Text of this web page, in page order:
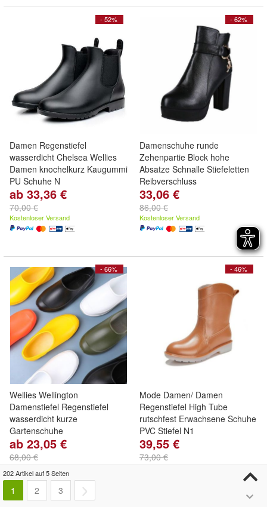
- 52%
Damen Regenstiefel
wasserdicht Chelsea Wellies
Damen knochelkurz Kaugummi
PU Schuhe N
ab 33,36 €
70,00 €
Kostenloser Versand
- 62%
Damenschuhe runde
Zehenpartie Block hohe
Absatze Schnalle Stiefeletten
Reibverschluss
33,06 €
86,00 €
Kostenloser Versand
- 66%
Wellies Wellington
Damenstiefel Regenstiefel
wasserdicht kurze
Gartenschuhe
ab 23,05 €
68,00 €
Kostenloser Versand
- 46%
Mode Damen/ Damen
Regenstiefel High Tube
rutschfest Erwachsene Schuhe
PVC Stiefel N1
39,55 €
73,00 €
Kostenloser Versand
202 Artikel auf 5 Seiten
1 2 3